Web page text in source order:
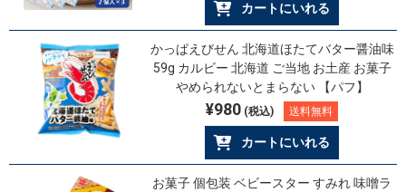
カートにいれる
かっぱえびせん 北海道ほたてバター醤油味
59g カルビー 北海道 ご当地 お土産 お菓子
やめられないとまらない 【パフ】
¥980 (税込) 送料無料
カートにいれる
お菓子 個包装 ベビースター すみれ 味噌ラ